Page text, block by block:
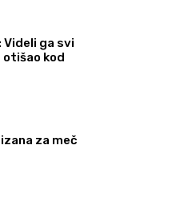
Videli ga svi
otišao kod
za meč